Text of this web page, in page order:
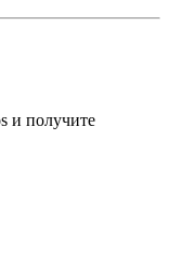
и получите